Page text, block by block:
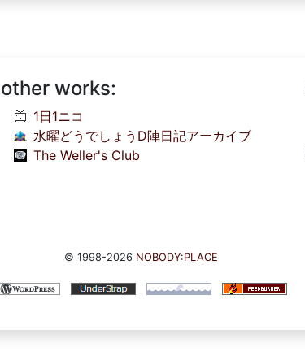
other works:
1日1ニコ
水曜どうでしょうD陣日記アーカイブ
The Weller's Club
© 1998-2026 NOBODY:PLACE